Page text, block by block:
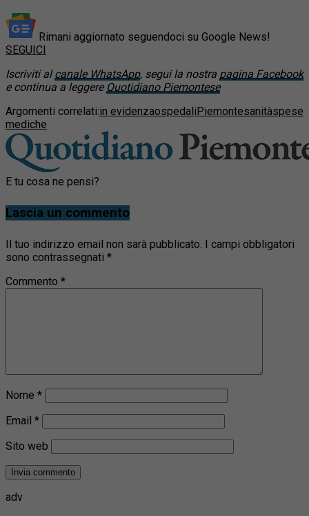
Rimani aggiornato seguendoci su Google News!
SEGUICI
Iscriviti alcanale WhatsApp, segui la nostra pagina Facebook
e continua a leggere Quotidiano Piemontese
Argomenti correlati:in evidenzaospedaliPiemontesanitàspese
mediche
E tu cosa ne pensi?
Lascia un commento
Il tuo indirizzo email non sarà pubblicato. I campi obbligatori
sono contrassegnati *
Commento *
Nome *
Email *
Sito web
adv